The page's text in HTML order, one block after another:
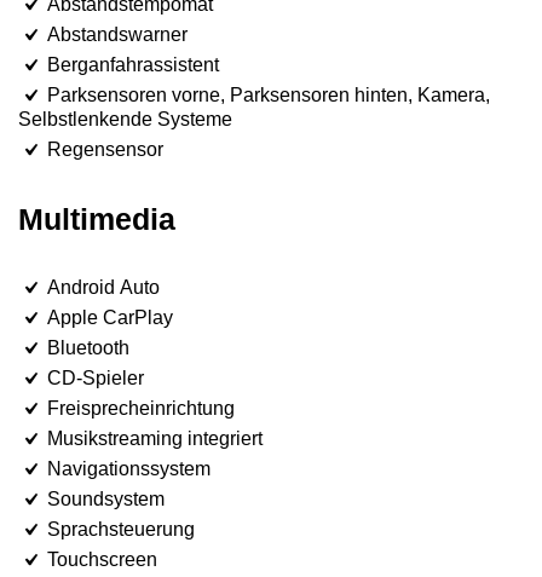
Abstandswarner
Berganfahrassistent
Parksensoren vorne, Parksensoren hinten, Kamera,
Selbstlenkende Systeme
Regensensor
Multimedia
Android Auto
Apple CarPlay
Bluetooth
CD-Spieler
Freisprecheinrichtung
Musikstreaming integriert
Navigationssystem
Soundsystem
Sprachsteuerung
Touchscreen